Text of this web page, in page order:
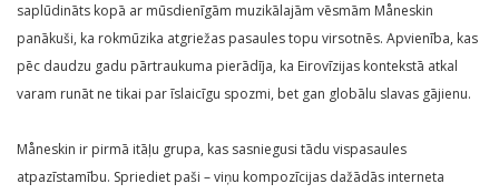
saplūdināts kopā ar mūsdienīgām muzikālajām vēsmām Måneskin
panākuši, ka rokmūzika atgriežas pasaules topu virsotnēs. Apvienība, kas
pēc daudzu gadu pārtraukuma pierādīja, ka Eirovīzijas kontekstā atkal
varam runāt ne tikai par īslaicīgu spozmi, bet gan globālu slavas gājienu.
Måneskin ir pirmā itāļu grupa, kas sasniegusi tādu vispasaules
atpazīstamību. Spriediet paši – viņu kompozīcijas dažādās interneta